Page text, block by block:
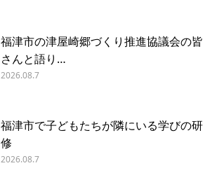
福津市の津屋崎郷づくり推進協議会の皆
さんと語り…
2026.08.7
福津市で子どもたちが隣にいる学びの研
修
2026.08.7